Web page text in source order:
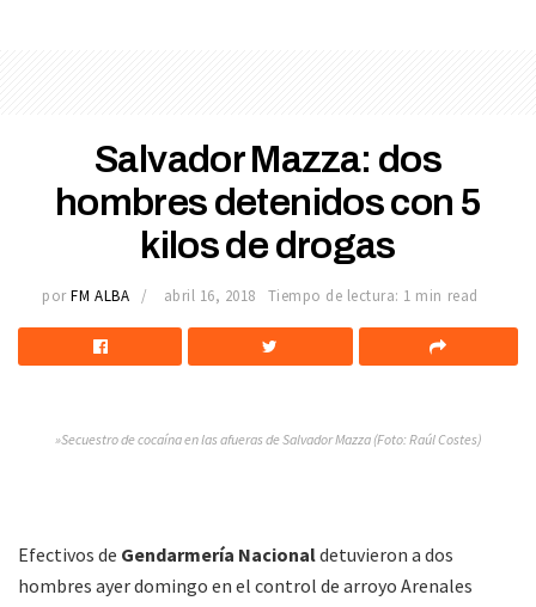
Salvador Mazza: dos
hombres detenidos con 5
kilos de drogas
por FM ALBA abril 16, 2018 Tiempo de lectura: 1 min read
»Secuestro de cocaína en las afueras de Salvador Mazza (Foto: Raúl Costes)
Efectivos de Gendarmería Nacionaldetuvieron a dos
hombres ayer domingo en el control de arroyo Arenales